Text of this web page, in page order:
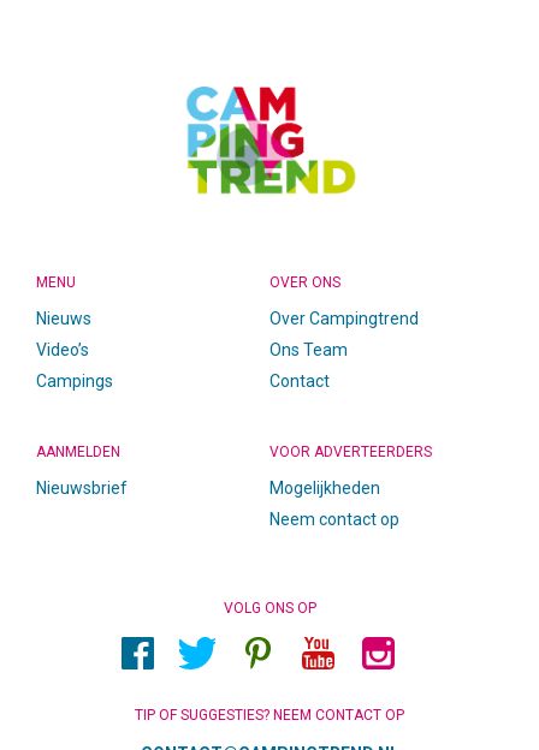
MENU
Nieuws
Video’s
Campings
OVER ONS
Over Campingtrend
Ons Team
Contact
AANMELDEN
Nieuwsbrief
VOOR ADVERTEERDERS
Mogelijkheden
Neem contact op
VOLG ONS OP
TIP OF SUGGESTIES? NEEM CONTACT OP